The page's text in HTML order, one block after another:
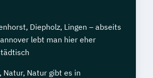
Diepholz, Lingen – abseits
lebt man hier eher
Natur, Natur gibt es in